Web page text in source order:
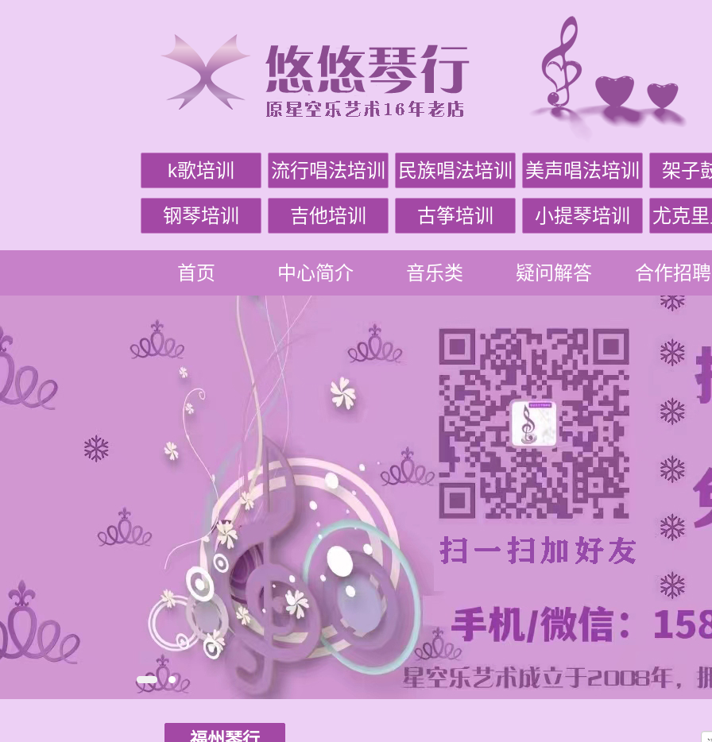
k歌培训 流行唱法培训 民族唱法培训 美声唱法培训 架子
钢琴培训 吉他培训 古筝培训 小提琴培训 尤克
首页 中心简介 音乐类 疑问解答 合作招聘